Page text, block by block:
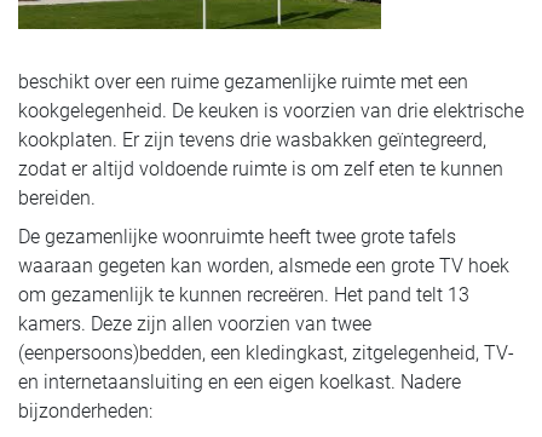
beschikt over een ruime gezamenlijke ruimte met een
kookgelegenheid. De keuken is voorzien van drie elektrische
kookplaten. Er zijn tevens drie wasbakken geïntegreerd,
zodat er altijd voldoende ruimte is om zelf eten te kunnen
bereiden.
De gezamenlijke woonruimte heeft twee grote tafels
waaraan gegeten kan worden, alsmede een grote TV hoek
om gezamenlijk te kunnen recreëren. Het pand telt 13
kamers. Deze zijn allen voorzien van twee
(eenpersoons)bedden, een kledingkast, zitgelegenheid, TV-
en internetaansluiting en een eigen koelkast. Nadere
bijzonderheden: